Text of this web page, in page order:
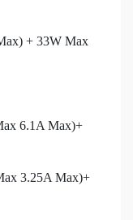
+ 33W Max
6.1A Max)+
3.25A Max)+